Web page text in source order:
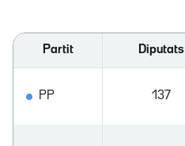
Partit Diputats
PP 137